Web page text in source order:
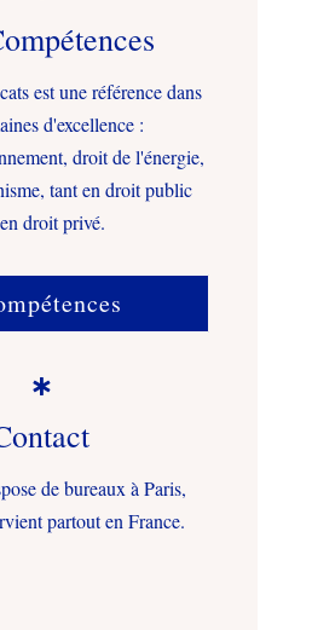
est une référence dans
d'excellence :
droit de l'énergie,
tant en droit public
droit privé.

de bureaux à Paris,
partout en France.